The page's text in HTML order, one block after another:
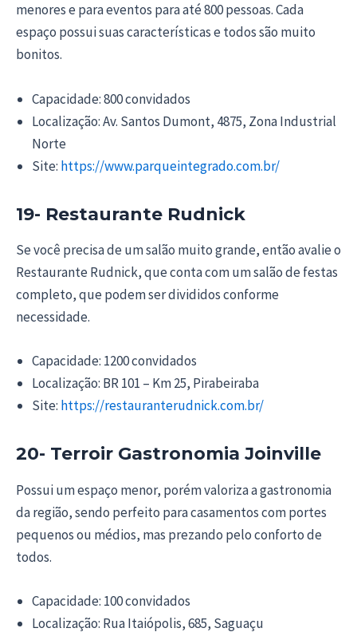
menores e para eventos para até 800 pessoas. Cada
espaço possui suas características e todos são muito
bonitos.
Capacidade: 800 convidados
Localização: Av. Santos Dumont, 4875, Zona Industrial
Norte
Site: https://www.parqueintegrado.com.br/
19- Restaurante Rudnick
Se você precisa de um salão muito grande, então avalie o
Restaurante Rudnick, que conta com um salão de festas
completo, que podem ser divididos conforme
necessidade.
Capacidade: 1200 convidados
Localização: BR 101 – Km 25, Pirabeiraba
Site: https://restauranterudnick.com.br/
20- Terroir Gastronomia Joinville
Possui um espaço menor, porém valoriza a gastronomia
da região, sendo perfeito para casamentos com portes
pequenos ou médios, mas prezando pelo conforto de
todos.
Capacidade: 100 convidados
Localização: Rua Itaiópolis, 685, Saguaçu